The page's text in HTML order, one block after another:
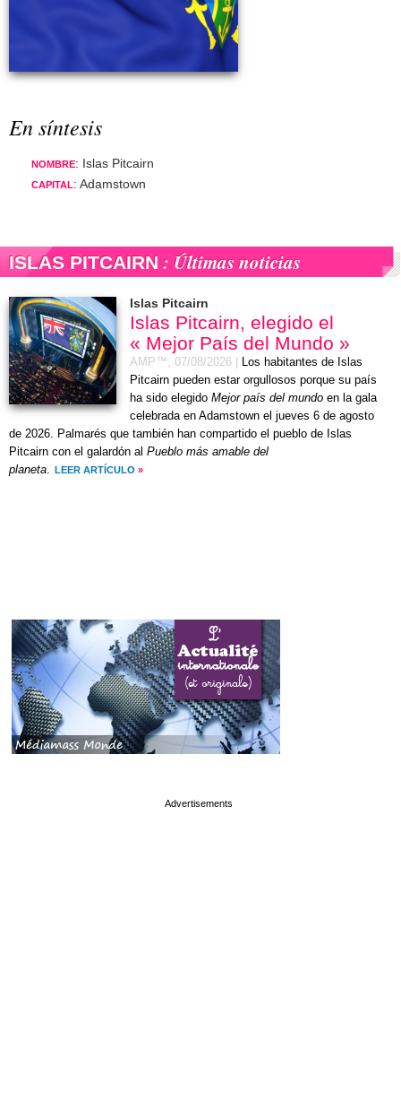
En síntesis
NOMBRE: Islas Pitcairn
CAPITAL: Adamstown
ISLAS PITCAIRN : Últimas noticias
Islas Pitcairn
Islas Pitcairn, elegido el
« Mejor País del Mundo »
AMP™, 07/08/2026
Los habitantes de Islas
Pitcairn pueden estar orgullosos porque su país
ha sido elegido Mejor país del mundo en la gala
celebrada en Adamstown el jueves 6 de agosto
de 2026. Palmarés que también han compartido el pueblo de Islas
Pitcairn con el galardón al Pueblo más amable del
planeta. LEER ARTÍCULO »